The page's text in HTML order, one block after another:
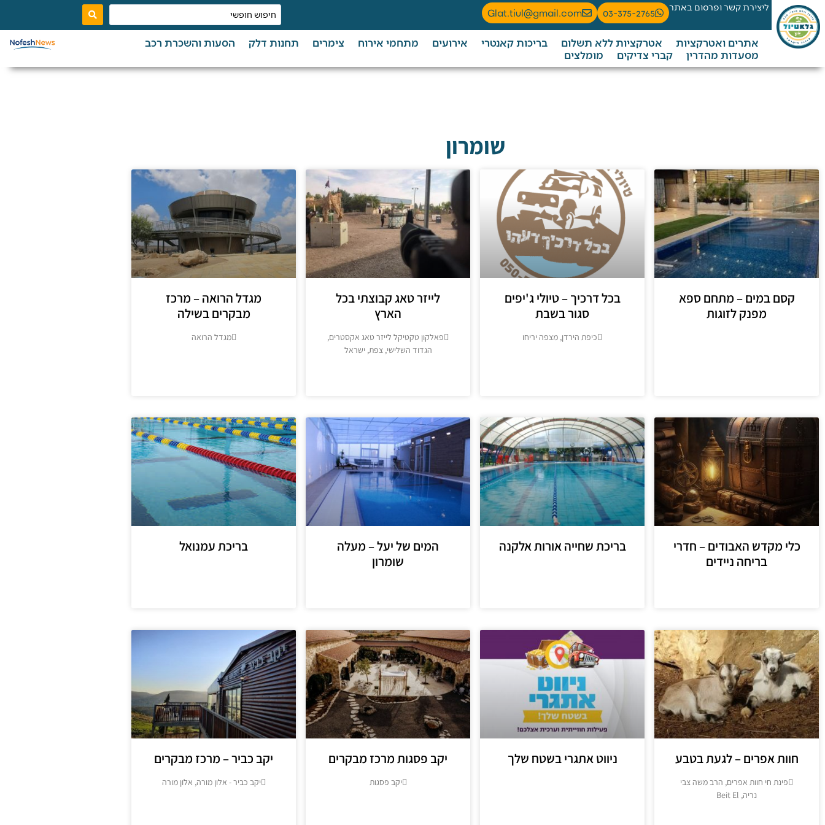
ליצירת קשר ופרסום באתר 03-375-2765
Glat.tiul@gmail.com
אתרים ואטרקציות אטרקציות ללא תשלום בריכות קאנטרי אירועים מתחמי אירוח צימרים תחנות דלק
הסעות והשכרת רכב
מסעדות מהדרין
קברי צדיקים מומלצים
שומרון
קסם במים – מתחם ספא
מפנק לזוגות
בכל דרכיך – טיולי ג'יפים
סגור בשבת
כיפת הירדן, מצפה יריחו
לייזר טאג קבוצתי בכל
הארץ
פאלקון טקטיקל לייזר טאג אקסטרים,
הגדוד השלישי, צפת, ישראל
מגדל הרואה – מרכז
מבקרים בשילה
מגדל הרואה
כלי מקדש האבודים – חדרי
בריחה ניידים
בריכת שחייה אורות אלקנה
המים של יעל – מעלה
שומרון
בריכת עמנואל
חוות אפרים – לגעת בטבע
פינת חי חוות אפרים, הרב משה צבי
נריה, Beit El
ניווט אתגרי בשטח שלך יקב פסגות מרכז מבקרים
יקב פסגות
יקב כביר – מרכז מבקרים
יקב כביר - אלון מורה, אלון מורה